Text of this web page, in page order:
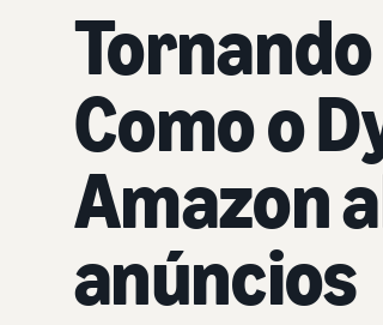
Como o
Amazon
anúncios